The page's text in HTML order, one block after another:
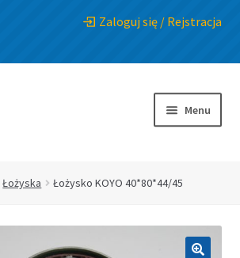
Zaloguj się / Rejstracja
Menu
Łożyska Łożysko KOYO 40*80*44/45